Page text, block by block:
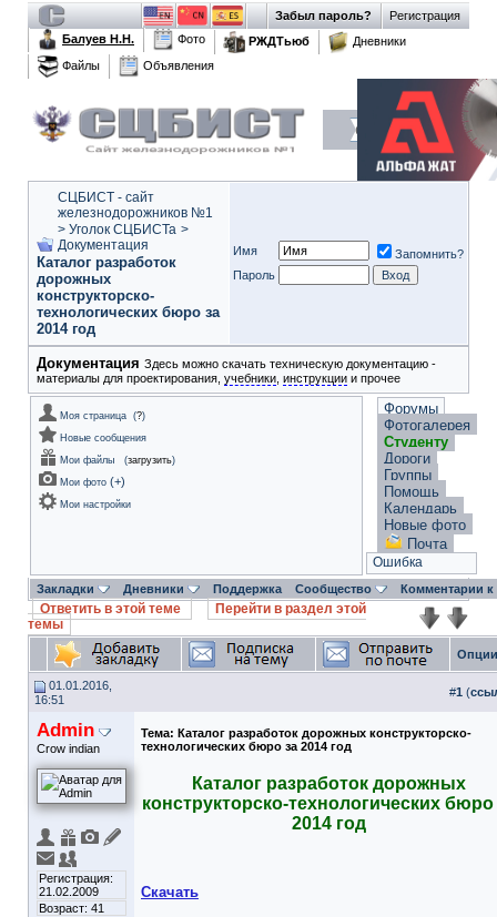
Регистрация
Забыл пароль?
Балуев Н.Н.
Фото РЖДТьюб
Дневники
Файлы
Объявления
СЦБИСТ - сайт
железнодорожников №1
> Уголок СЦБИСТа >
Документация
Каталог разработок
дорожных
конструкторско-
технологических бюро за
2014 год
Имя
Запомнить?
Пароль
Документация Здесь можно скачать техническую документацию -
материалы для проектирования, учебники инструкции и прочее
Моя страница (?)
Новые сообщения
Мои файлы
(загрузить)
Мои фото (+)
Мои настройки
Форумы
Фотогалерея
Студенту
Дороги
Группы
Помощь
Календарь
Новые фото
Почта
Ошибка
Закладки Дневники Поддержка Сообщество Комментарии
Ответить в этой теме
Перейти в раздел этой
темы
01.01.2016,
16:51
#1 (
Admin
Crow indian
Регистрация:
21.02.2009
Возраст: 41
Тема: Каталог разработок дорожных конструкторско-
технологических бюро за 2014 год
Каталог разработок дорожных
конструкторско-технологических бюро
2014 год
Скачать